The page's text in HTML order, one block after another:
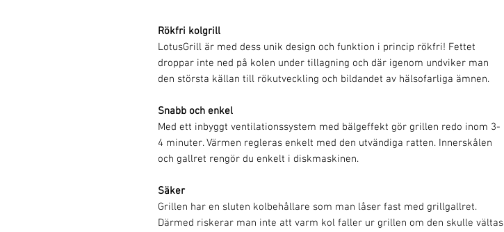
Rökfri kolgrill
LotusGrill är med dess unik design och funktion i princip rökfri! Fettet
droppar inte ned på kolen under tillagning och där igenom undviker man
den största källan till rökutveckling och bildandet av hälsofarliga ämnen.
Snabb och enkel
Med ett inbyggt ventilationssystem med bälgeffekt gör grillen redo inom 3-
4 minuter. Värmen regleras enkelt med den utvändiga ratten. Innerskålen
och gallret rengör du enkelt i diskmaskinen.
Säker
Grillen har en sluten kolbehållare som man låser fast med grillgallret.
Därmed riskerar man inte att varm kol faller ur grillen om den skulle vältas